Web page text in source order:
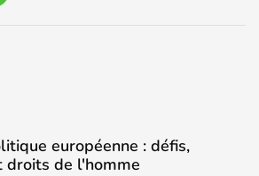
européenne : défis,
droits de l'homme